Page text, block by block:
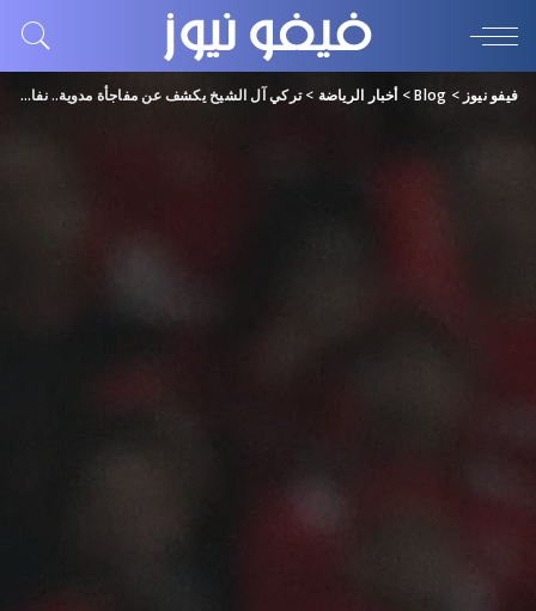
فيفو نيوز >
Blog
> أخبار الرياضة >تركي آل الشيخ يكشف عن مفاجأة مدوية.. نفاد تذاكر الأهلي والزمالك في أقل ساعة